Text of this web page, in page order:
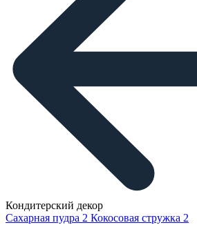
Кондитерский декор
Сахарная пудра 2 Кокосовая стружка 2